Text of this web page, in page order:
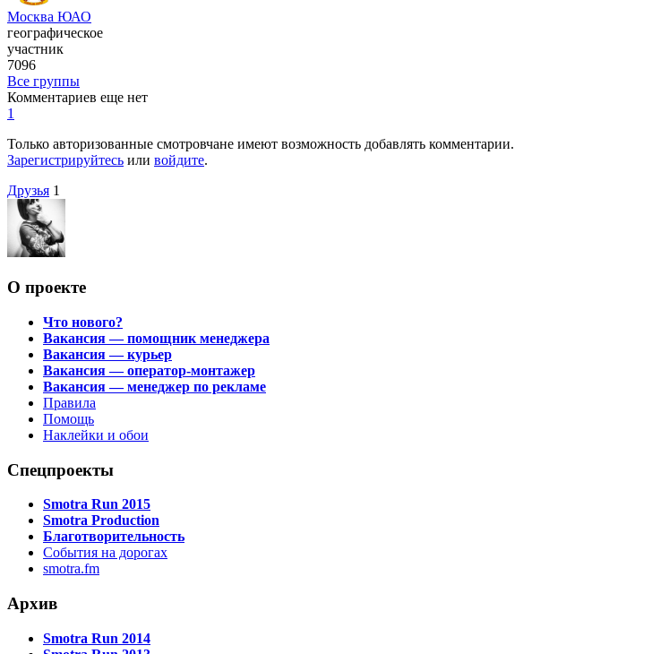
Москва ЮАО
географическое
участник
7096
Все группы
Комментариев еще нет
1
Только авторизованные смотровчане имеют возможность добавлять комментарии.
Зарегистрируйтесь или войдите.
Друзья 1
О проекте
Что нового?
Вакансия — помощник менеджера
Вакансия — курьер
Вакансия — оператор-монтажер
Вакансия — менеджер по рекламе
Правила
Помощь
Наклейки и обои
Спецпроекты
Smotra Run 2015
Smotra Production
Благотворительность
События на дорогах
smotra.fm
Архив
Smotra Run 2014